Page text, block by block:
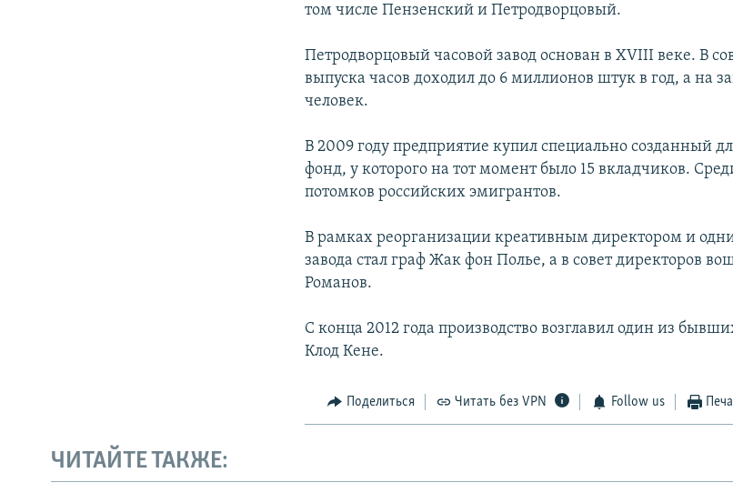
том числе Пензенский и Петродворцовый.
Петродворцовый часовой завод основан в XVIII веке. В
выпуска часов доходил до 6 миллионов штук в год, а на
человек.
В 2009 году предприятие купил специально созданный
фонд, у которого на тот момент было 15 вкладчиков.
потомков российских эмигрантов.
В рамках реорганизации креативным директором и
завода стал граф Жак фон Полье, а в совет директоров
Романов.
С конца 2012 года производство возглавил один из
Клод Кене.
Поделиться Читать без VPN Follow us
ЧИТАЙТЕ ТАКЖЕ: